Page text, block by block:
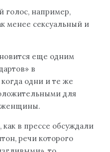
голос, например,
менее сексуальный и
еще одним
в
одни и те же
для
женщины.
в прессе обсуждали
речи которого